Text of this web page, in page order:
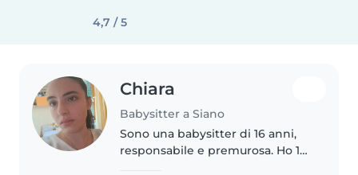
4,7 / 5
Chiara
Babysitter a Siano
Sono una babysitter di 16 anni,
responsabile e premurosa. Ho 1